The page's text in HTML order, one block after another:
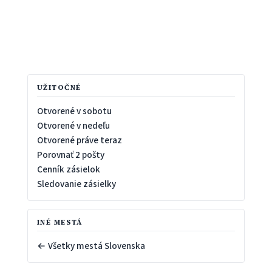
UŽITOČNÉ
Otvorené v sobotu
Otvorené v nedeľu
Otvorené práve teraz
Porovnať 2 pošty
Cenník zásielok
Sledovanie zásielky
INÉ MESTÁ
← Všetky mestá Slovenska